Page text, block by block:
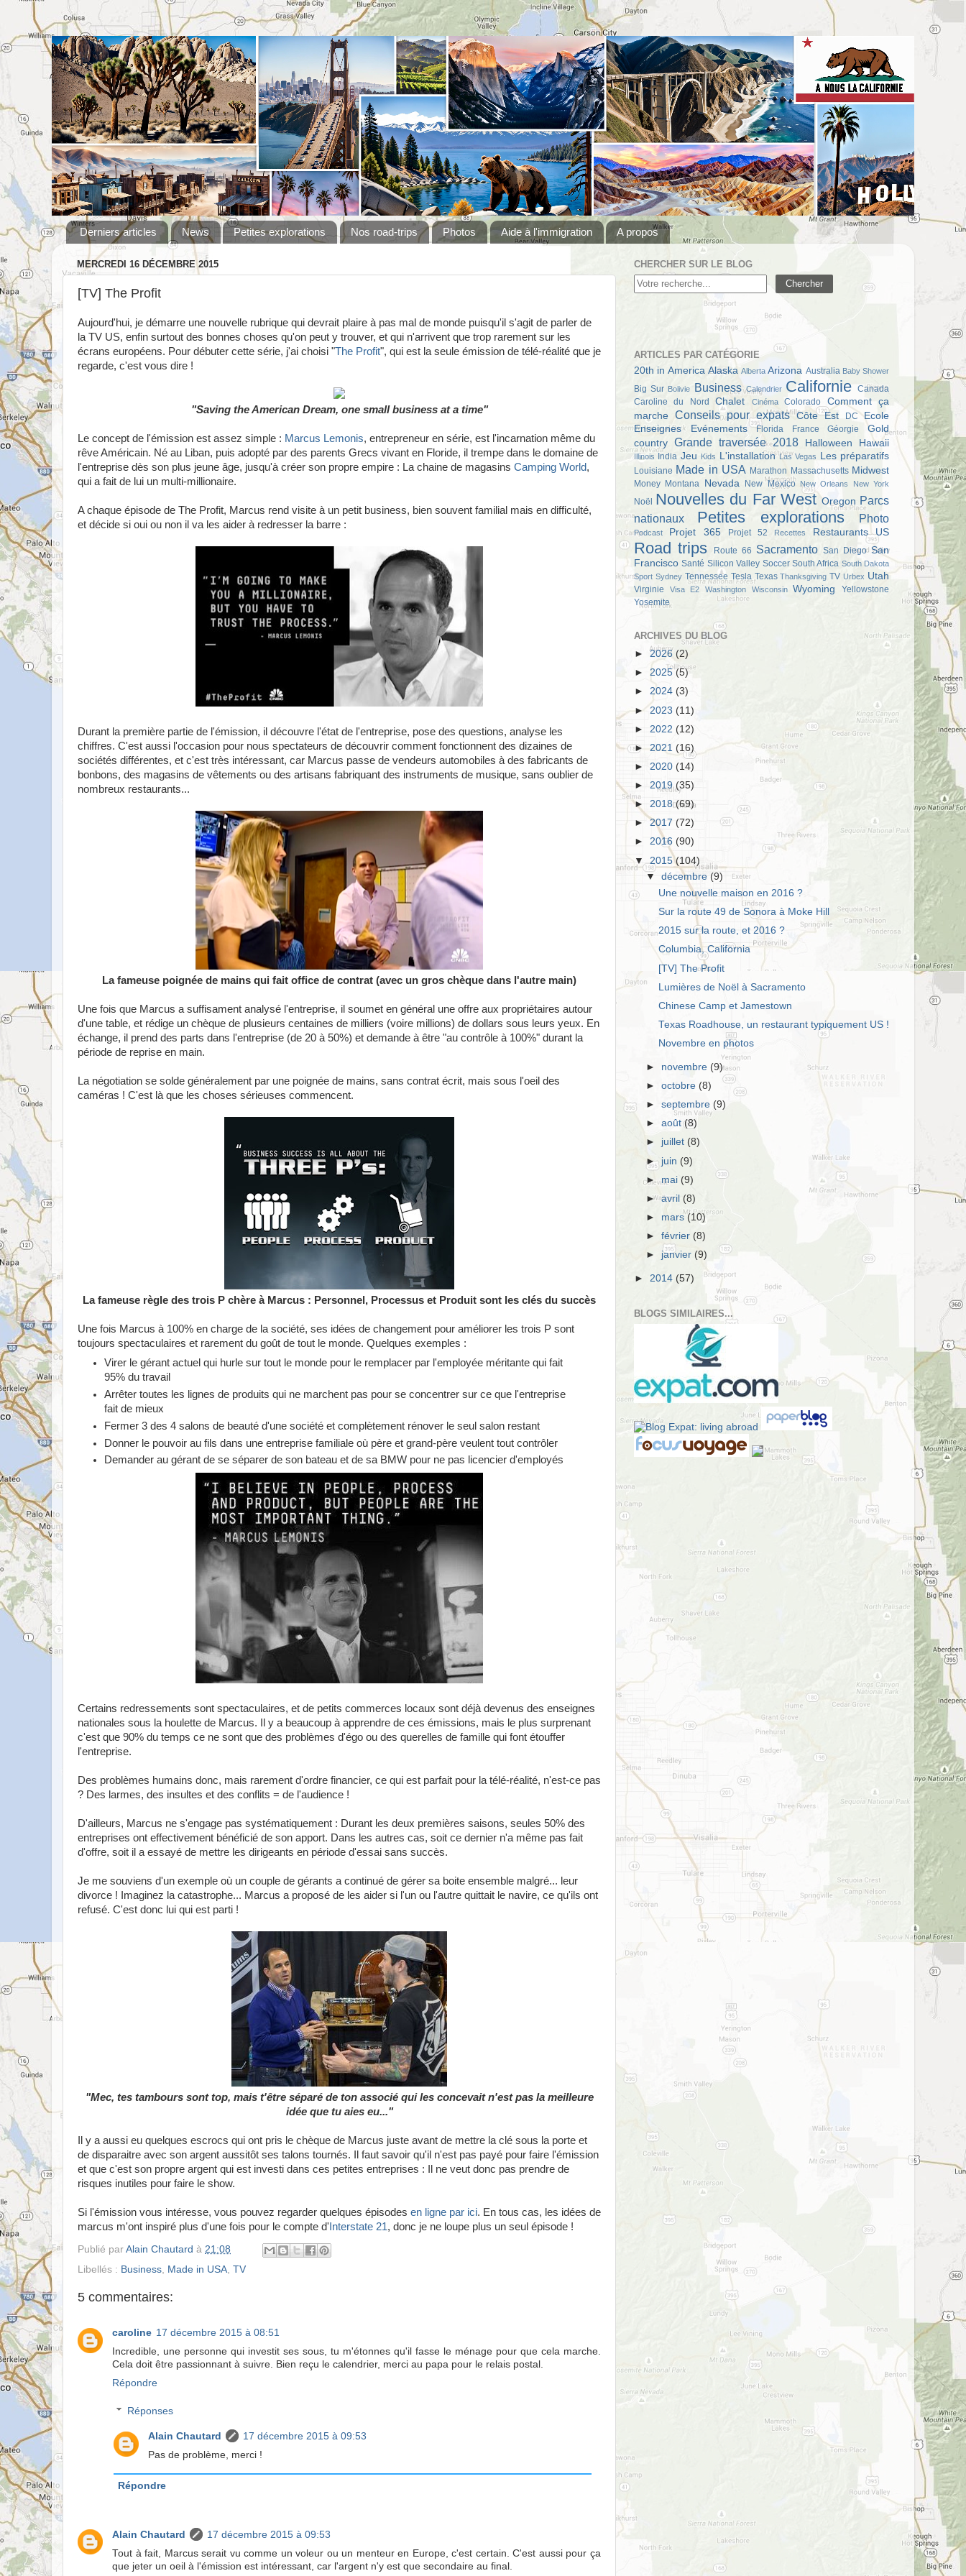
Derniers articles News Petites explorations Nos road-trips Photos Aide à l'immigration A propos
MERCREDI 16 DÉCEMBRE 2015
[TV] The Profit
Aujourd'hui, je démarre une nouvelle rubrique qui devrait plaire à pas mal de monde puisqu'il s'agit de parler de
la TV US, enfin surtout des bonnes choses qu'on peut y trouver, et qui n'arrivent que trop rarement sur les
écrans européens. Pour débuter cette série, j'ai choisi "The Profit", qui est la seule émission de télé-réalité que je
regarde, c'est vous dire !
"Saving the American Dream, one small business at a time"
Le concept de l'émission est assez simple : Marcus Lemonis, entrepreneur en série, est l'incarnation même du
rêve Américain. Né au Liban, puis adopté par des parents Grecs vivant en Floride, il trempe dans le domaine de
l'entreprise dès son plus jeune âge, jusqu'à créer son propre empire : La chaine de magasins Camping World,
qui a fait de lui un multi-millionaire.
A chaque épisode de The Profit, Marcus rend visite à un petit business, bien souvent familial mais en difficulté,
et décide si oui ou non il va les aider à redresser la barre :
Durant la première partie de l'émission, il découvre l'état de l'entreprise, pose des questions, analyse les
chiffres. C'est aussi l'occasion pour nous spectateurs de découvrir comment fonctionnent des dizaines de
sociétés différentes, et c'est très intéressant, car Marcus passe de vendeurs automobiles à des fabricants de
bonbons, des magasins de vêtements ou des artisans fabriquant des instruments de musique, sans oublier de
nombreux restaurants...
La fameuse poignée de mains qui fait office de contrat (avec un gros chèque dans l'autre main)
Une fois que Marcus a suffisament analysé l'entreprise, il soumet en général une offre aux propriétaires autour
d'une table, et rédige un chèque de plusieurs centaines de milliers (voire millions) de dollars sous leurs yeux. En
échange, il prend des parts dans l'entreprise (de 20 à 50%) et demande à être "au contrôle à 100%" durant la
période de reprise en main.
La négotiation se solde généralement par une poignée de mains, sans contrat écrit, mais sous l'oeil des
caméras ! C'est là que les choses sérieuses commencent.
La fameuse règle des trois P chère à Marcus : Personnel, Processus et Produit sont les clés du succès
Une fois Marcus à 100% en charge de la société, ses idées de changement pour améliorer les trois P sont
toujours spectaculaires et rarement du goût de tout le monde. Quelques exemples :
Virer le gérant actuel qui hurle sur tout le monde pour le remplacer par l'employée méritante qui fait
95% du travail
Arrêter toutes les lignes de produits qui ne marchent pas pour se concentrer sur ce que l'entreprise
fait de mieux
Fermer 3 des 4 salons de beauté d'une société et complètement rénover le seul salon restant
Donner le pouvoir au fils dans une entreprise familiale où père et grand-père veulent tout contrôler
Demander au gérant de se séparer de son bateau et de sa BMW pour ne pas licencier d'employés
Certains redressements sont spectaculaires, et de petits commerces locaux sont déjà devenus des enseignes
nationales sous la houlette de Marcus. Il y a beaucoup à apprendre de ces émissions, mais le plus surprenant
c'est que 90% du temps ce ne sont que des problèmes d'égo ou des querelles de famille qui font étouffer
l'entreprise.
Des problèmes humains donc, mais rarement d'ordre financier, ce qui est parfait pour la télé-réalité, n'est-ce pas
? Des larmes, des insultes et des conflits = de l'audience !
D'ailleurs, Marcus ne s'engage pas systématiquement : Durant les deux premières saisons, seules 50% des
entreprises ont effectivement bénéficié de son apport. Dans les autres cas, soit ce dernier n'a même pas fait
d'offre, soit il a essayé de mettre les dirigeants en période d'essai sans succès.
Je me souviens d'un exemple où un couple de gérants a continué de gérer sa boite ensemble malgré... leur
divorce ! Imaginez la catastrophe... Marcus a proposé de les aider si l'un ou l'autre quittait le navire, ce qu'ils ont
refusé. C'est donc lui qui est parti !
"Mec, tes tambours sont top, mais t'être séparé de ton associé qui les concevait n'est pas la meilleure
idée que tu aies eu..."
Il y a aussi eu quelques escrocs qui ont pris le chèque de Marcus juste avant de mettre la clé sous la porte et
de disparaitre avec son argent aussitôt ses talons tournés. Il faut savoir qu'il n'est pas payé pour faire l'émission
et que c'est son propre argent qui est investi dans ces petites entreprises : Il ne veut donc pas prendre de
risques inutiles pour faire le show.
Si l'émission vous intéresse, vous pouvez regarder quelques épisodes en ligne par ici. En tous cas, les idées de
marcus m'ont inspiré plus d'une fois pour le compte d' Interstate 21, donc je ne loupe plus un seul épisode !
Publié par Alain Chautard à 21:08
Libellés : Business, Made in USA, TV
5 commentaires:
caroline 17 décembre 2015 à 08:51
Incredible, une personne qui investit ses sous, tu m'étonnes qu'il fasse le ménage pour que cela marche.
Cela doit être passionnant à suivre. Bien reçu le calendrier, merci au papa pour le relais postal.
Répondre
Réponses
Alain Chautard
17 décembre 2015 à 09:53
Pas de problème, merci !
Répondre
Alain Chautard
17 décembre 2015 à 09:53
Tout à fait, Marcus serait vu comme un voleur ou un menteur en Europe, c'est certain. C'est aussi pour ça
que jeter un oeil à l'émission est intéressant, car l'argent n'y est que secondaire au final.
CHERCHER SUR LE BLOG
ARTICLES PAR CATÉGORIE
20th in America Alaska Alberta Arizona Australia Baby Shower
Big Sur Bolivie Business Calendrier Californie Canada
Caroline du Nord
Chalet Cinéma Colorado
Comment ça
marche Conseils pour expats Côte Est DC
Ecole
Enseignes
Evénements Florida France Géorgie
Gold
country Grande traversée 2018 Halloween Hawaii
Illinois India Jeu Kids L'installation Las Vegas Les préparatifs
Louisiane Made in USA Marathon Massachusetts Midwest
Money Montana Nevada New Mexico New Orleans New York
Noël Nouvelles du Far West Oregon Parcs
nationaux
Petites explorations Photo
Podcast Projet 365 Projet 52 Recettes Restaurants US
Road trips Route 66 Sacramento San Diego San
Francisco Santé Silicon Valley Soccer South Africa South Dakota
Sport Sydney Tennessee Tesla Texas Thanksgiving TV Urbex Utah
Virginie Visa E2 Washington Wisconsin Wyoming
Yellowstone
Yosemite
ARCHIVES DU BLOG
► 2026 (2)
► 2025(5)
► 2024 (3)
► 2023 (11)
► 2022 (12)
► 2021 (16)
► 2020 (14)
► 2019 (35)
► 2018(69)
►2017 (72)
► 2016 (90)
▼ 2015(104)
▼décembre (9)
Une nouvelle maison en 2016 ?
Sur la route 49 de Sonora à Moke Hill
2015 sur la route, et 2016 ?
Columbia, California
[TV] The Profit
Lumières de Noël à Sacramento
Chinese Camp et Jamestown
Texas Roadhouse, un restaurant typiquement US !
Novembre en photos
► novembre (9)
►octobre (8)
►septembre (9)
►août(8)
► juillet (8)
► juin (9)
►mai(9)
►avril (8)
► mars(10)
►février (8)
► janvier (9)
► 2014 (57)
BLOGS SIMILAIRES...